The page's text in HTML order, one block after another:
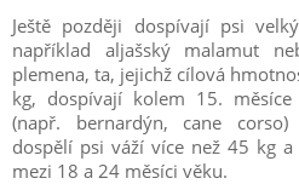
Ještě později dospívají psi
například aljašský malamut
plemena, ta, jejichž cílová
kg, dospívají kolem 15.
(např. bernardýn, cane
dospělí psi váží více než 45 kg
mezi 18 a 24 měsíci věku.